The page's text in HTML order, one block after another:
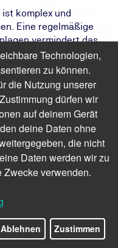
komplex und
Eine regelmäßige
vermindert das
Unser Seminar
zur Prüfung
Spannungen bis 1kV.
fallen seltener aus
betrieben
und
zur Prüfung
oder
und
Technologien,
zu können.
die Nutzung unserer
dürfen wir
auf deinem Gerät
deine Daten ohne
die nicht
Daten werden wir zu
Zwecke verwenden.
Ablehnen Zustimmen